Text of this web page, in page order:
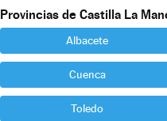
Provincias de Castilla La
Albacete
Cuenca
Toledo